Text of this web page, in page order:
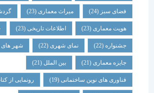
فضای سبز(24) میراث معماری (23) گردشگری (23)
هویت معماری (23) اطلاعات تاریخی(23) خلیج
جشنواره(22) نمای شهری(22) شهر های باستانی
جایزه معماری (21) بین الملل(21)
فناوری های نوین ساختمانی(19) رونمایی از کتاب (18)